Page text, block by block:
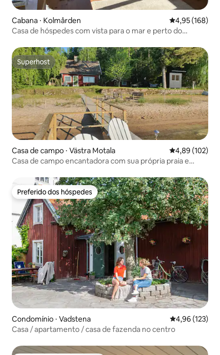
Cabana ⋅ Kolmården 4,95 de uma
4,95 (168)
Casa de hóspedes com vista para o mar e perto do
Superhost
Superhost
Casa de campo ⋅ Västra Motala 4,89 de uma
4,89 (102)
Casa de campo encantadora com sua própria praia e
Preferido dos hóspedes
Preferido dos hóspedes
Condomínio ⋅ Vadstena 4,96 de uma
4,96 (123)
Casa / apartamento / casa de fazenda no centro